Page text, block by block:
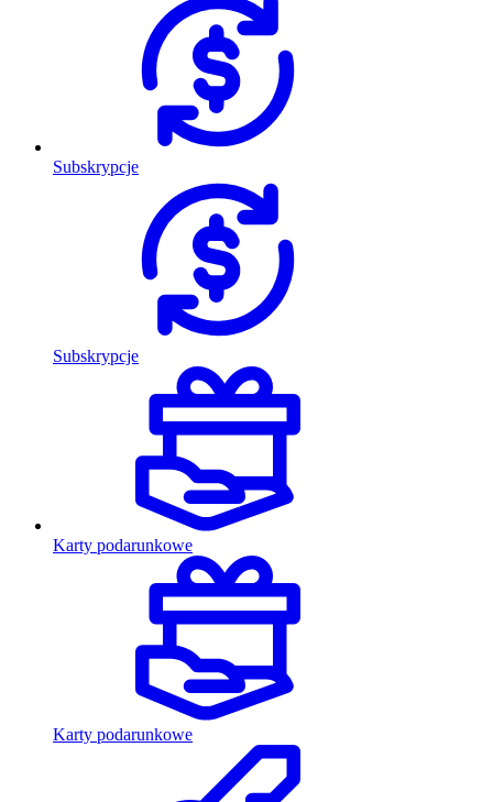
Subskrypcje
Subskrypcje
Karty podarunkowe
Karty podarunkowe